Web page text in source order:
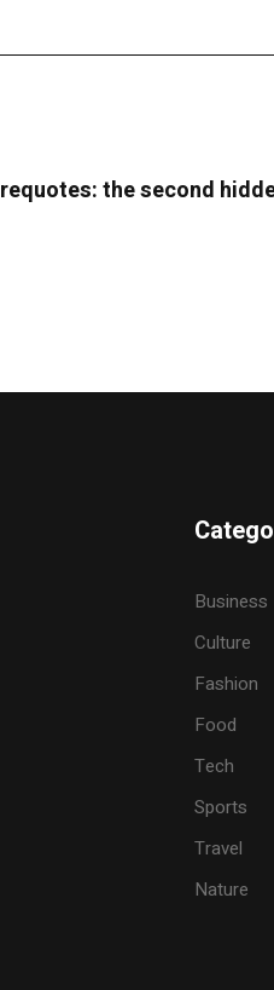
the second
Business
Culture
Fashion
Food
Tech
Sports
Travel
Nature